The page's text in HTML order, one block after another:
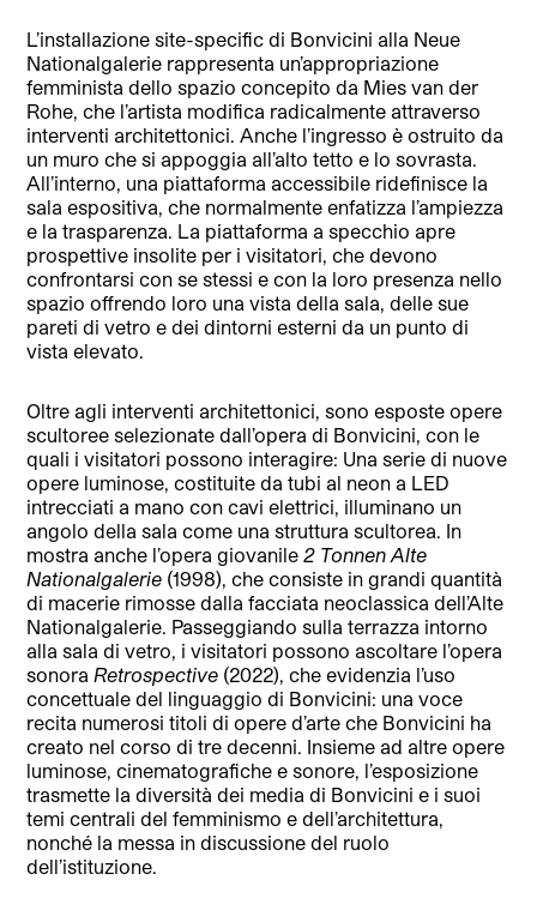
L’installazione site-specific di Bonvicini alla Neue
Nationalgalerie rappresenta un’appropriazione
femminista dello spazio concepito da Mies van der
Rohe, che l’artista modifica radicalmente attraverso
interventi architettonici. Anche l’ingresso è ostruito da
un muro che si appoggia all’alto tetto e lo sovrasta.
All’interno, una piattaforma accessibile ridefinisce la
sala espositiva, che normalmente enfatizza l’ampiezza
e la trasparenza. La piattaforma a specchio apre
prospettive insolite per i visitatori, che devono
confrontarsi con se stessi e con la loro presenza nello
spazio offrendo loro una vista della sala, delle sue
pareti di vetro e dei dintorni esterni da un punto di
vista elevato.
Oltre agli interventi architettonici, sono esposte opere
scultoree selezionate dall’opera di Bonvicini, con le
quali i visitatori possono interagire: Una serie di nuove
opere luminose, costituite da tubi al neon a LED
intrecciati a mano con cavi elettrici, illuminano un
angolo della sala come una struttura scultorea. In
mostra anche l’opera giovanile2 Tonnen Alte
Nationalgalerie (1998), che consiste in grandi quantità
di macerie rimosse dalla facciata neoclassica dell’Alte
Nationalgalerie. Passeggiando sulla terrazza intorno
alla sala di vetro, i visitatori possono ascoltare l’opera
sonoraRetrospective (2022), che evidenzia l’uso
concettuale del linguaggio di Bonvicini: una voce
recita numerosi titoli di opere d’arte che Bonvicini ha
creato nel corso di tre decenni. Insieme ad altre opere
luminose, cinematografiche e sonore, l’esposizione
trasmette la diversità dei media di Bonvicini e i suoi
temi centrali del femminismo e dell’architettura,
nonché la messa in discussione del ruolo
dell’istituzione.